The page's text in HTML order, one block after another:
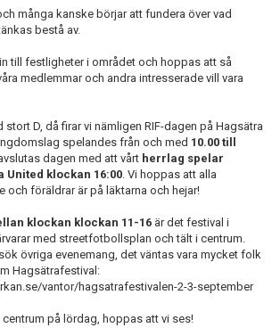
många kanske börjar att fundera över vad
bestå av.
till festligheter i området och hoppas att så
medlemmar och andra intresserade vill vara
D, då firar vi nämligen RIF-dagen på Hagsätra
spelandes från och med 10.00 till
dagen med att vårt herrlag spelar
United klockan 16:00. Vi hoppas att alla
och föräldrar är på läktarna och hejar!
klockan klockan 11-16 är det festival i
med streetfotbollsplan och tält i centrum.
övriga evenemang, det väntas vara mycket folk
Hagsätrafestival:
vantor/hagsatrafestivalen-2-3-september
centrum på lördag, hoppas att vi ses!